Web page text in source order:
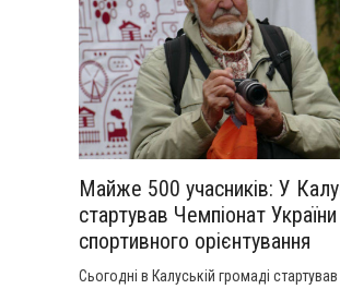
Майже 500 учасників: У
стартував Чемпіонат України
спортивного орієнтування
Сьогодні в Калуській громаді стартував